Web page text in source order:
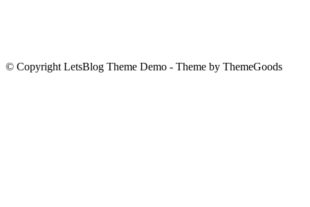
© Copyright LetsBlog Theme Demo - Theme by ThemeGoods